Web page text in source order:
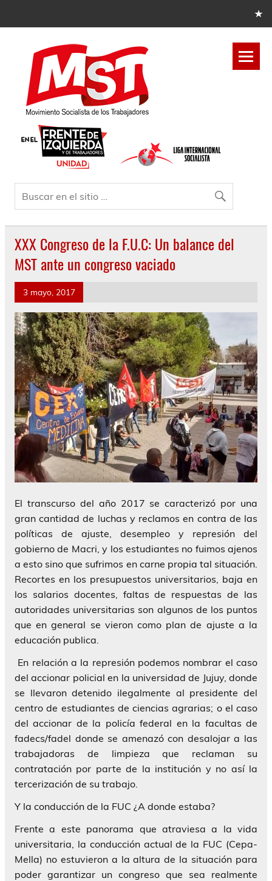
XXX Congreso de la F.U.C: Un balance del
MST ante un congreso vaciado
3 mayo, 2017
El transcurso del año 2017 se caracterizó por una
gran cantidad de luchas y reclamos en contra de las
políticas de ajuste, desempleo y represión del
gobierno de Macri, y los estudiantes no fuimos ajenos
a esto sino que sufrimos en carne propia tal situación.
Recortes en los presupuestos universitarios, baja en
los salarios docentes, faltas de respuestas de las
autoridades universitarias son algunos de los puntos
que en general se vieron como plan de ajuste a la
educación publica.
En relación a la represión podemos nombrar el caso
del accionar policial en la universidad de Jujuy, donde
se llevaron detenido ilegalmente al presidente del
centro de estudiantes de ciencias agrarias; o el caso
del accionar de la policía federal en la facultas de
fadecs/fadel donde se amenazó con desalojar a las
trabajadoras de limpieza que reclaman su
contratación por parte de la institución y no así la
tercerización de su trabajo.
Y la conducción de la FUC ¿A donde estaba?
Frente a este panorama que atraviesa a la vida
universitaria, la conducción actual de la FUC (Cepa-
Mella) no estuvieron a la altura de la situación para
poder garantizar un congreso que sea realmente